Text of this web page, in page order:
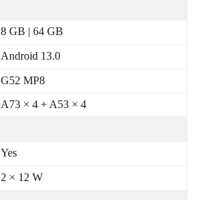
8 GB | 64 GB
Android 13.0
G52 MP8
A73 × 4 + A53 × 4
Yes
2 × 12 W